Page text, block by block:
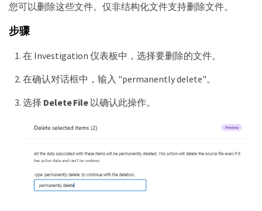
您可以删除这些文件。仅非结构化文件支持删除文件。
步骤
在 Investigation 仪表板中，选择要删除的文件。
在确认对话框中，输入 "permanently delete"。
选择 Delete File 以确认此操作。